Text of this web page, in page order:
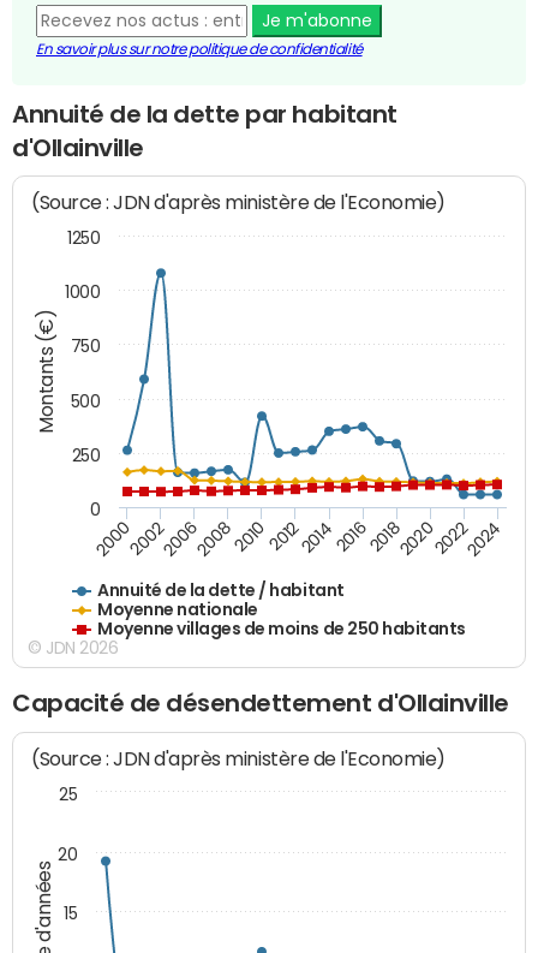
Je m'abonne
En savoir plus sur notre politique de confidentialité
Annuité de la dette par habitant
d'Ollainville
Montants (€)
(Source : JDN d'après ministère de l'Economie)
Annuité de la dette / habitant
Moyenne nationale
Moyenne villages de moins de 250 habitants
200020022006200820102012201420162018202020222024
0
250
500
750
1000
1250
© JDN 2026
Capacité de désendettement d'Ollainville
(Source : JDN d'après ministère de l'Economie)
15
20
25